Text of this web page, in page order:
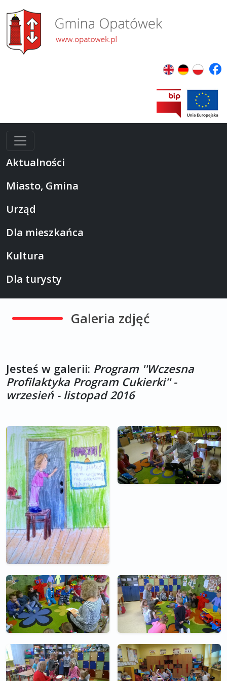
Aktualności
Miasto, Gmina
Urząd
Dla mieszkańca
Kultura
Dla turysty
Galeria zdjęć
Jesteś w galerii: Program ''Wczesna
Profilaktyka Program Cukierki'' -
wrzesień - listopad 2016